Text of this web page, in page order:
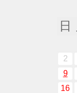
日
2
9
16